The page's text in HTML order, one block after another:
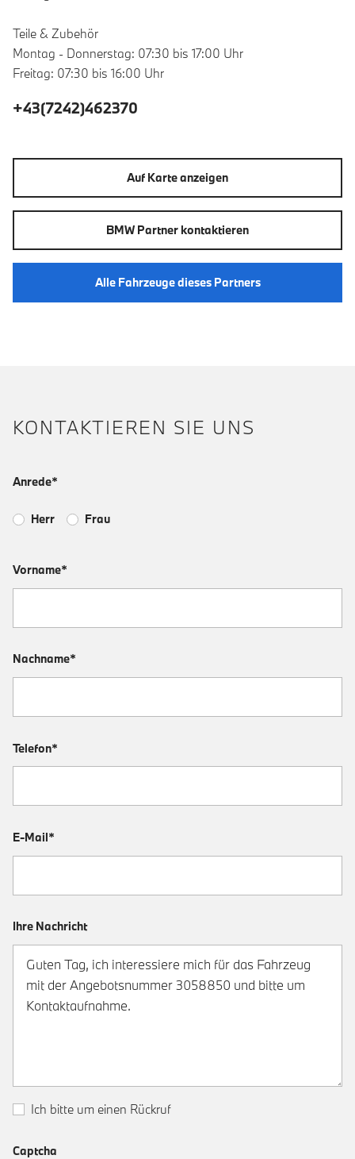
Teile & Zubehör
Montag - Donnerstag: 07:30 bis 17:00 Uhr
Freitag: 07:30 bis 16:00 Uhr
+43(7242)462370
Auf Karte anzeigen
BMW Partner kontaktieren
Alle Fahrzeuge dieses Partners
KONTAKTIEREN SIE UNS
Anrede*
Herr Frau
Vorname*
Nachname*
Telefon*
E-Mail*
Ihre Nachricht
Ich bitte um einen Rückruf
Captcha